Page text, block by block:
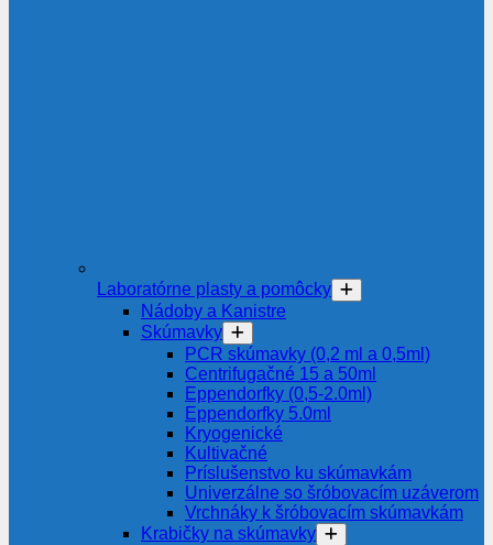
Laboratórne plasty a pomôcky
Nádoby a Kanistre
Skúmavky
PCR skúmavky (0,2 ml a 0,5ml)
Centrifugačné 15 a 50ml
Eppendorfky (0,5-2.0ml)
Eppendorfky 5.0ml
Kryogenické
Kultivačné
Príslušenstvo ku skúmavkám
Univerzálne so šróbovacím uzáverom
Vrchnáky k šróbovacím skúmavkám
Krabičky na skúmavky